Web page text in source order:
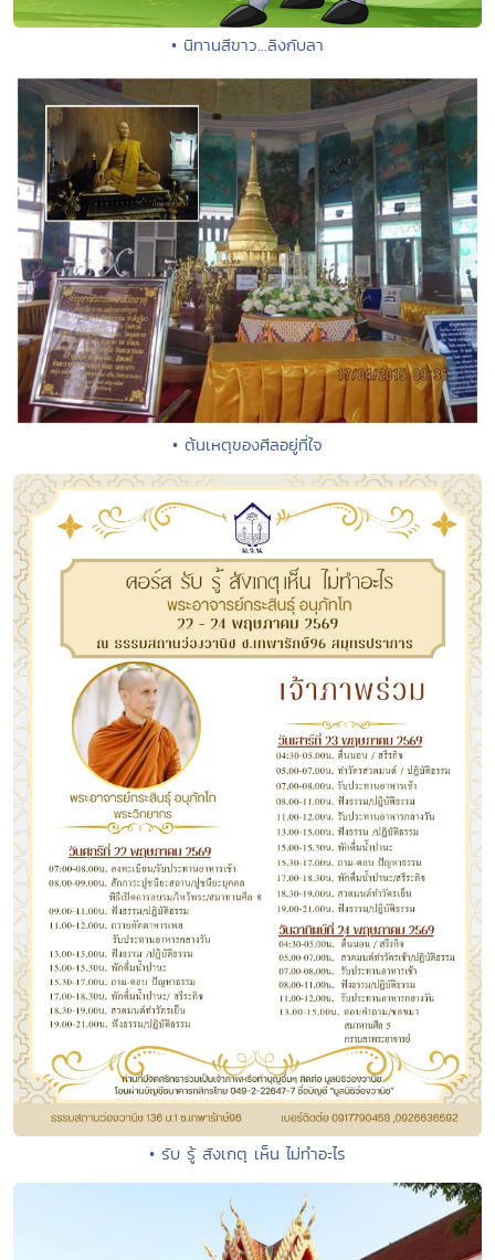
• นิทานสีขาว...ลิงกับลา
• ต้นเหตุของศีลอยู่ที่ใจ
• รับ รู้ สังเกตุ เห็น ไม่ทำอะไร